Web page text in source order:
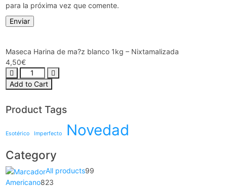
para la próxima vez que comente.
Maseca Harina de ma?z blanco 1kg – Nixtamalizada
4,50€
Add to Cart
Product Tags
Esotérico Imperfecto Novedad
Category
All products99
Americano823